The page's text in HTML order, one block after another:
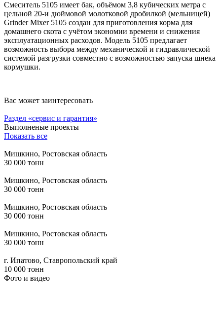
Смеситель 5105 имеет бак, объёмом 3,8 кубических метра с
цельной 20-и дюймовой молотковой дробилкой (мельницей)
Grinder Mixer 5105 создан для приготовления корма для
домашнего скота с учётом экономии времени и снижения
эксплуатационных расходов. Модель 5105 предлагает
возможность выбора между механической и гидравлической
системой разгрузки совместно с возможностью запуска шнека
кормушки.
Вас может заинтересовать
Раздел «сервис и гарантия»
Выполненые проекты
Показать все
Мишкино, Ростовская область
30 000 тонн
Мишкино, Ростовская область
30 000 тонн
Мишкино, Ростовская область
30 000 тонн
Мишкино, Ростовская область
30 000 тонн
г. Ипатово, Ставропольский край
10 000 тонн
Фото и видео